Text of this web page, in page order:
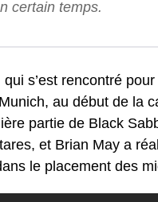
certain temps.
qui s’est rencontré
au début de la
partie de Black
et Brian May a
le placement des